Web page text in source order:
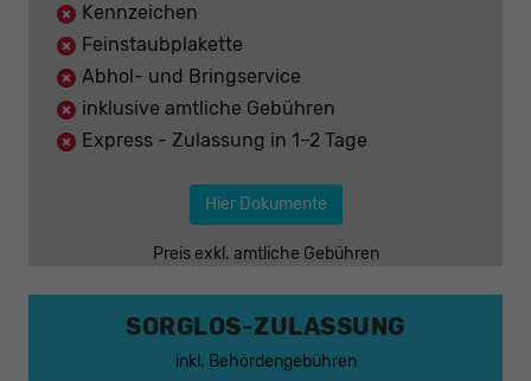
Kennzeichen
Feinstaubplakette
Abhol- und Bringservice
inklusive amtliche Gebühren
Express - Zulassung in 1–2 Tage
Hier Dokumente
Preis exkl. amtliche Gebühren
SORGLOS-ZULASSUNG
inkl. Behördengebühren